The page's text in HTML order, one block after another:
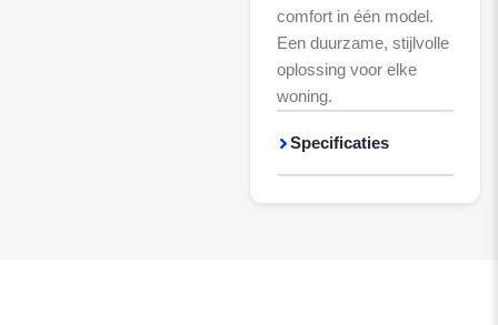
comfort in één model.
Een duurzame, stijlvolle
oplossing voor elke
woning.
Specificaties